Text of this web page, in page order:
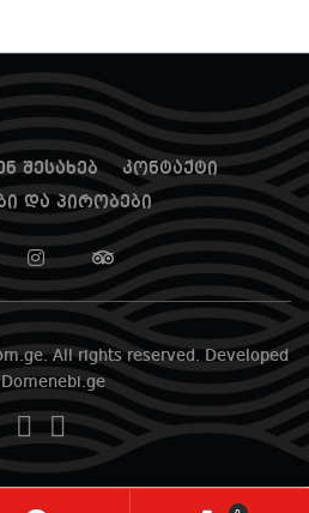
შესახებ
კონტაქტი
და პირობები
All rights reserved. Developed